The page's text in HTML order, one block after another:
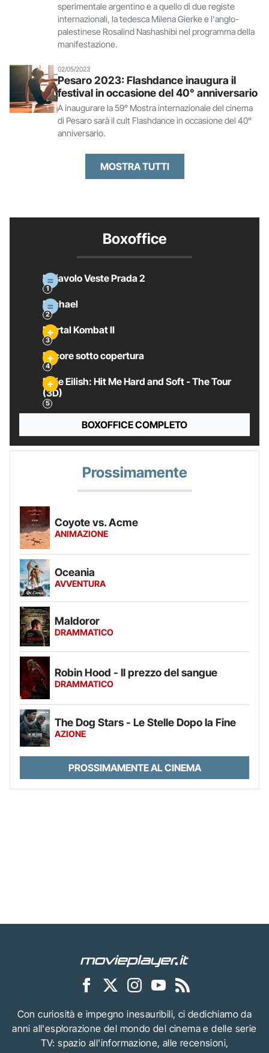
sperimentale argentino e a quello di due registe
internazionali, la tedesca Milena Gierke e l'anglo-
palestinese Rosalind Nashashibi nel programma della
manifestazione.
02/05/2023
Pesaro 2023: Flashdance inaugura il
festival in occasione del 40° anniversario
A inaugurare la 59° Mostra internazionale del cinema
di Pesaro sarà il cult Flashdance in occasione del 40°
anniversario.
MOSTRA TUTTI
Boxoffice
Il Diavolo Veste Prada 2
Michael
Mortal Kombat II
Pecore sotto copertura
Billie Eilish: Hit Me Hard and Soft - The Tour
(3D)
BOXOFFICE COMPLETO
Prossimamente
Coyote vs. Acme
ANIMAZIONE
Oceania
AVVENTURA
Maldoror
DRAMMATICO
Robin Hood - Il prezzo del sangue
DRAMMATICO
The Dog Stars - Le Stelle Dopo la Fine
AZIONE
PROSSIMAMENTE AL CINEMA
Con curiosità e impegno inesauribili, ci dedichiamo da
anni all'esplorazione del mondo del cinema e delle serie
TV: spazio all'informazione, alle recensioni,